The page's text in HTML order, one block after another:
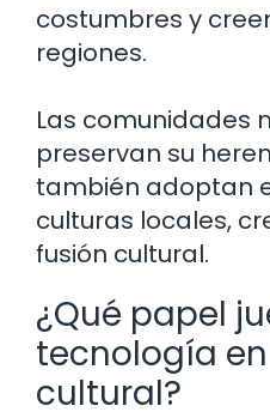
costumbres y
regiones.
Las comunidades
preservan su
también adoptan
culturas locales,
fusión cultural.
¿Qué papel
tecnología
cultural?